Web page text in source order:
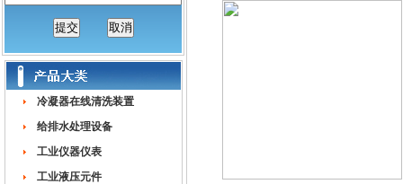
冷凝器在线清洗装置
给排水处理设备
工业仪器仪表
工业液压元件